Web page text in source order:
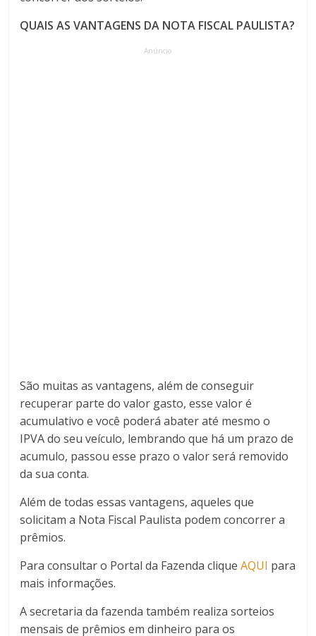
QUAIS AS VANTAGENS DA NOTA FISCAL PAULISTA?
Anúncio
São muitas as vantagens, além de conseguir
recuperar parte do valor gasto, esse valor é
acumulativo e você poderá abater até mesmo o
IPVA do seu veículo, lembrando que há um prazo de
acumulo, passou esse prazo o valor será removido
da sua conta.
Além de todas essas vantagens, aqueles que
solicitam a Nota Fiscal Paulista podem concorrer a
prêmios.
Para consultar o Portal da Fazenda cliqueAQUI para
mais informações.
A secretaria da fazenda também realiza sorteios
mensais de prêmios em dinheiro para os